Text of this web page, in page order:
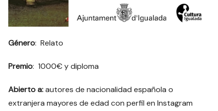
Género: Relato
Premio: 1000€ y diploma
Abierto a:autores de nacionalidad española o
extranjera mayores de edad con perfil en Instagram